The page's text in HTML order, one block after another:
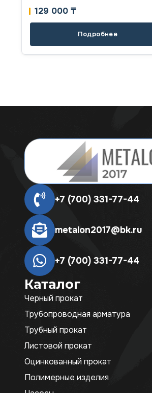
129 000 ₸
Подробнее
+7 (700) 331-77-44
metalon2017@bk.ru
+7 (700) 331-77-44
Каталог
Черный прокат
Трубопроводная арматура
Трубный прокат
Листовой прокат
Оцинкованный прокат
Полимерные изделия